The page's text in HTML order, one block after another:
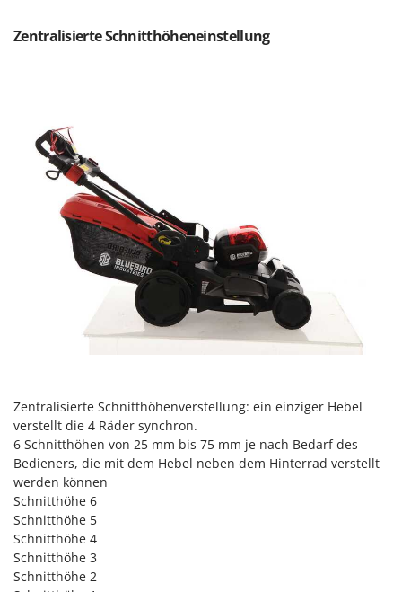
Novital
Officine Savioli
Oliviero
Olix
OMA
Omas
Ompagrill
Oriental Koshin
P
Palazzetti
Palumbo Pavi
Partisani
Paterlini
Philips
Pramac
Prismafood
Zentralisierte Schnitthöheneinstellung
Zentralisierte Schnitthöhenverstellung: ein einziger Hebel
verstellt die 4 Räder synchron.
6 Schnitthöhen von 25 mm bis 75 mm je nach Bedarf des
Bedieners, die mit dem Hebel neben dem Hinterrad verstellt
werden können
Schnitthöhe 6
Schnitthöhe 5
Schnitthöhe 4
Schnitthöhe 3
Schnitthöhe 2